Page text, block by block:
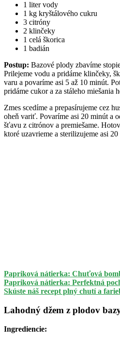
1 liter vody
1 kg kryštálového cukru
3 citróny
2 klinčeky
1 celá škorica
1 badián
Postup: Bazové plody zbavíme
Prilejeme vodu a pridáme klinčeky,
varu a povaríme asi 5 až 10 minút.
pridáme cukor a za stáleho miešania
Zmes scedíme a prepasírujeme cez
oheň variť. Povaríme asi 20 minút a
šťavu z citrónov a premiešame.
ktoré uzavrieme a sterilizujeme asi
Papriková nátierka: Chuťová
Papriková nátierka: Perfektná
Skúste náš recept plný chutí a
Lahodný džem z plodov
Ingrediencie: